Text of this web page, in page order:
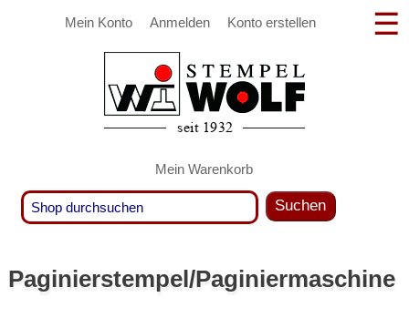
Mein Konto Anmelden Konto erstellen
Mein Warenkorb
Suchen
Paginierstempel/Paginiermaschine